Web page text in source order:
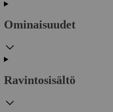
Ominaisuudet
Ravintosisältö